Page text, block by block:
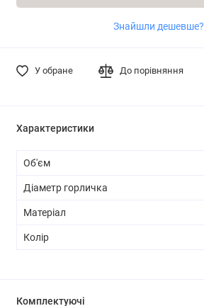
Знайшли дешевше?
У обране До порівняння
Характеристики
Об'єм
Діаметр горличка
Матеріал
Колір
Комплектуючі